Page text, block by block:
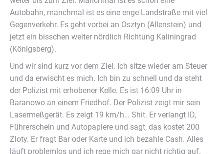
Autobahn, manchmal ist es eine enge Landstraße mit viel
Gegenverkehr. Es geht vorbei an Osztyn (Allenstein) und
jetzt ein bisschen weiter nördlich Richtung Kaliningrad
(Königsberg).
Und wir sind kurz vor dem Ziel. Ich sitze wieder am Steuer
und da erwischt es mich. Ich bin zu schnell und da steht
der Polizist mit erhobener Kelle. Es ist 16:09 Uhr in
Baranowo an einem Friedhof. Der Polizist zeigt mir sein
Lasermeßgerät. Es zeigt 19 km/h… Shit. Er verlangt ID,
Führerschein und Autopapiere und sagt, das kostet 200
Zloty. Er fragt Bar oder Karte und ich bezahle Cash. Alles
läuft problemlos und ich rege mich gar nicht richtig auf.